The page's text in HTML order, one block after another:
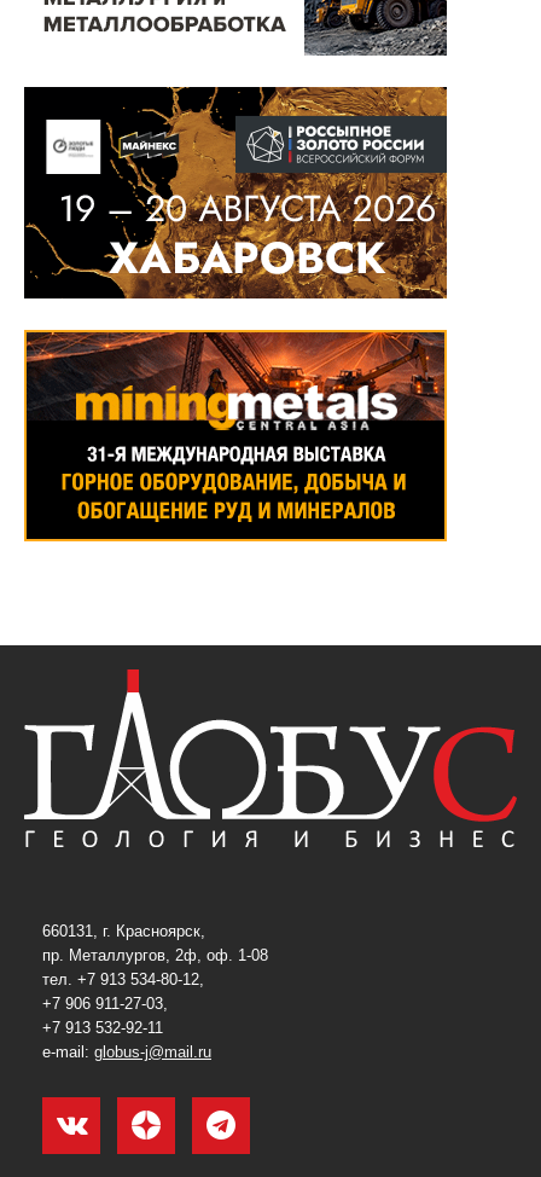
660131, г. Красноярск,
пр. Металлургов, 2ф, оф. 1-08
тел. +7 913 534-80-12,
+7 906 911-27-03,
+7 913 532-92-11
e-mail: globus-j@mail.ru